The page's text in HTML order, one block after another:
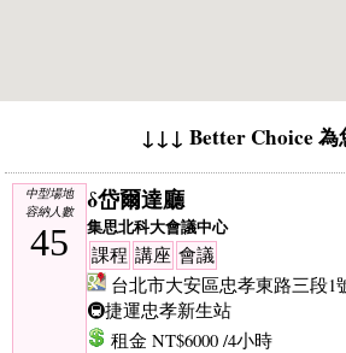
↓↓↓ Better Choice 為
中型場地
容納人數
45
δ岱爾達廳
集思北科大會議中心
課程 講座 會議
台北市大安區忠孝東路三段1
🚇捷運忠孝新生站
租金 NT$6000 /4小時